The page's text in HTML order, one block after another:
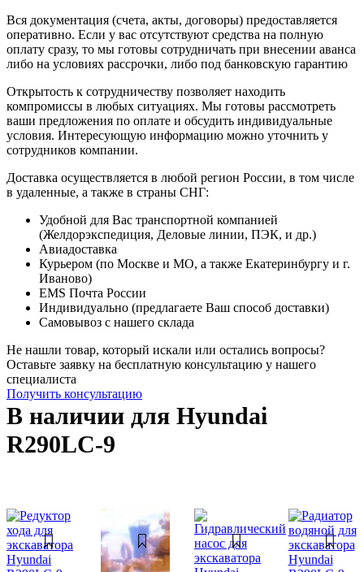
Вся документация (счета, акты, договоры) предоставляется
оперативно. Если у вас отсутствуют средства на полную
оплату сразу, то мы готовы сотрудничать при внесении аванса
либо на условиях рассрочки, либо под банковскую гарантию
Открытость к сотрудничеству позволяет находить
компромиссы в любых ситуациях. Мы готовы рассмотреть
ваши предложения по оплате и обсудить индивидуальные
условия. Интересующую информацию можно уточнить у
сотрудников компании.
Доставка осуществляется в любой регион России, в том числе
в удаленные, а также в страны СНГ:
Удобной для Вас транспортной компанией
(Желдорэкспедиция, Деловые линии, ПЭК, и др.)
Авиадоставка
Курьером (по Москве и МО, а также Екатеринбургу и г.
Иваново)
EMS Почта России
Индивидуально (предлагаете Ваш способ доставки)
Самовывоз с нашего склада
Не нашли товар, который искали или остались вопросы?
Оставьте заявку на бесплатную консультацию у нашего
специалиста
Получить консультацию
В наличии для Hyundai
R290LC-9